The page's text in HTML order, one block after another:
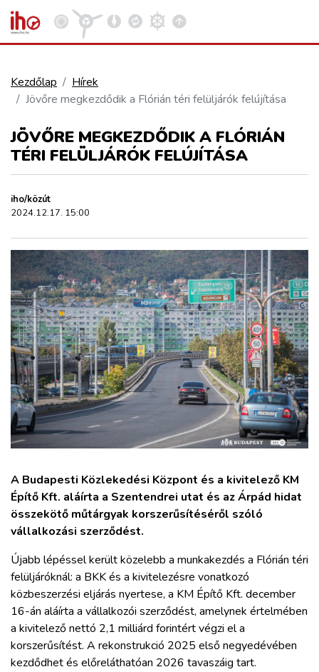
VASÚT
KÖZÚT
REPÜLÉS
KÖZLEKEDÉSFEJLESZTÉS
ELLÁTÁSI LÁNC
ZÖLDÚT
HAJÓZÁS
BLOG
ARCHÍVUM
WEBSHOP
BELÉPÉS
REGISZTRÁCIÓ
Kosár megtekintése
Kezdőlap
Hírek
Jövőre megkezdődik a Flórián téri felüljárók felújítása
JÖVŐRE MEGKEZDŐDIK A FLÓRIÁN
TÉRI FELÜLJÁRÓK FELÚJÍTÁSA
iho/közút
2024.12.17. 15:00
A Budapesti Közlekedési Központ és a kivitelező KM
Építő Kft. aláírta a Szentendrei utat és az Árpád hidat
összekötő műtárgyak korszerűsítéséről szóló
vállalkozási szerződést.
Újabb lépéssel került közelebb a munkakezdés a Flórián téri
felüljáróknál: a BKK és a kivitelezésre vonatkozó
közbeszerzési eljárás nyertese, a KM Építő Kft. december
16-án aláírta a vállalkozói szerződést, amelynek értelmében
a kivitelező nettó 2,1 milliárd forintért végzi el a
korszerűsítést. A rekonstrukció 2025 első negyedévében
kezdődhet és előreláthatóan 2026 tavaszáig tart.